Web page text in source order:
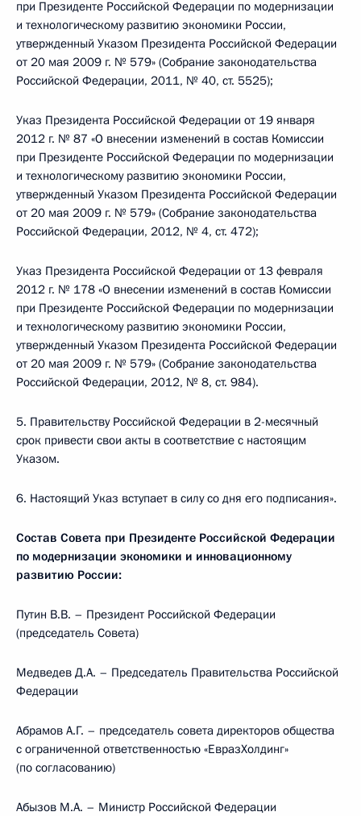
при Президенте Российской Федерации по модернизации
и технологическому развитию экономики России,
утвержденный Указом Президента Российской Федерации
от 20 мая 2009 г. № 579» (Собрание законодательства
Российской Федерации, 2011, № 40, ст. 5525);
Указ Президента Российской Федерации от 19 января
2012 г. № 87 «О внесении изменений в состав Комиссии
при Президенте Российской Федерации по модернизации
и технологическому развитию экономики России,
утвержденный Указом Президента Российской Федерации
от 20 мая 2009 г. № 579» (Собрание законодательства
Российской Федерации, 2012, № 4, ст. 472);
Указ Президента Российской Федерации от 13 февраля
2012 г. № 178 «О внесении изменений в состав Комиссии
при Президенте Российской Федерации по модернизации
и технологическому развитию экономики России,
утвержденный Указом Президента Российской Федерации
от 20 мая 2009 г. № 579» (Собрание законодательства
Российской Федерации, 2012, № 8, ст. 984).
5. Правительству Российской Федерации в 2-месячный
срок привести свои акты в соответствие с настоящим
Указом.
6. Настоящий Указ вступает в силу со дня его подписания».
Состав Совета при Президенте Российской Федерации
по модернизации экономики и инновационному
развитию России:
Путин В.В. – Президент Российской Федерации
(председатель Совета)
Медведев Д.А. – Председатель Правительства Российской
Федерации
Абрамов А.Г. – председатель совета директоров общества
с ограниченной ответственностью «ЕвразХолдинг»
(по согласованию)
Абызов М.А. – Министр Российской Федерации